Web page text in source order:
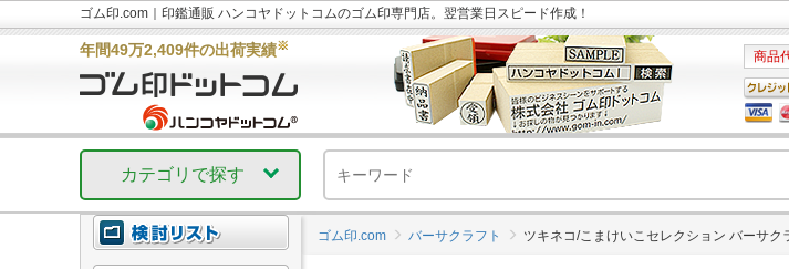
ゴム印.com｜印鑑通販 ハンコヤドットコムのゴム印専門店。翌営業日スピード作成！
年間49万2,409件の出荷実績※
商品
カテゴリで探す
ゴム印.com バーサクラフト ツキネコ/こまけいこセレクション バーサ